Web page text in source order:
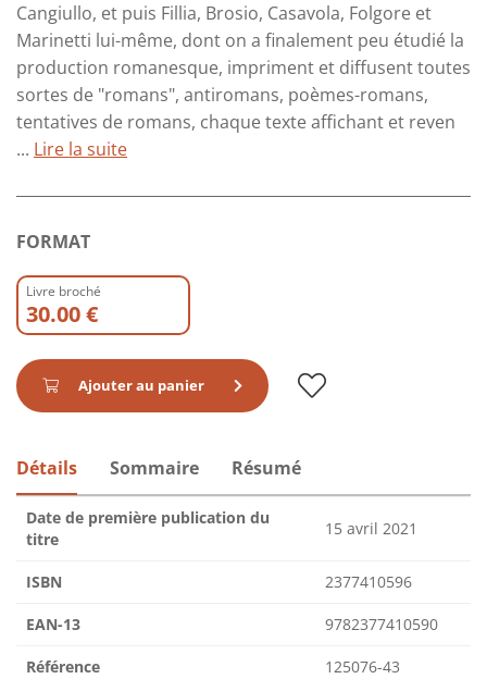
Cangiullo, et puis Fillia, Brosio, Casavola, Folgore et
Marinetti lui-même, dont on a finalement peu étudié la
production romanesque, impriment et diffusent toutes
sortes de "romans", antiromans, poèmes-romans,
tentatives de romans, chaque texte affichant et reven
... Lire la suite
FORMAT
Livre broché
30.00 €
Ajouter au panier
Détails Sommaire Résumé
Date de première publication du
titre
15 avril 2021
ISBN 2377410596
EAN-13 9782377410590
Référence 125076-43